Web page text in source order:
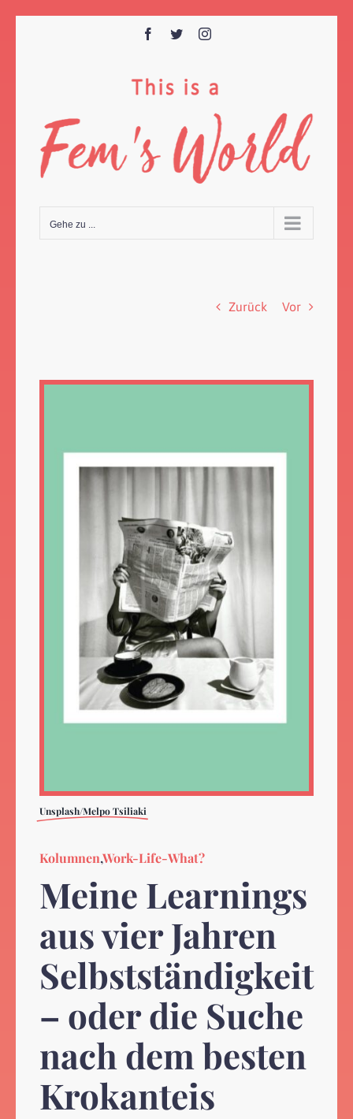
Facebook
TwitterInstagram
Gehe zu ...
Zurück Vor
Unsplash/Melpo Tsiliaki
Kolumnen,Work-Life-What?
Meine Learnings
aus vier Jahren
Selbstständigkeit
– oder die Suche
nach dem besten
Krokanteis